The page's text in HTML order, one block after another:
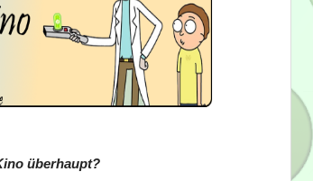
überhaupt?